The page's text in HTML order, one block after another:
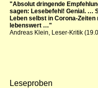
"Absolut dringende
sagen: Lesebefehl! Genial. …
Leben selbst in Corona-Zeiten
lebenswert …"
Andreas Klein, Leser-Kritik
Leseproben